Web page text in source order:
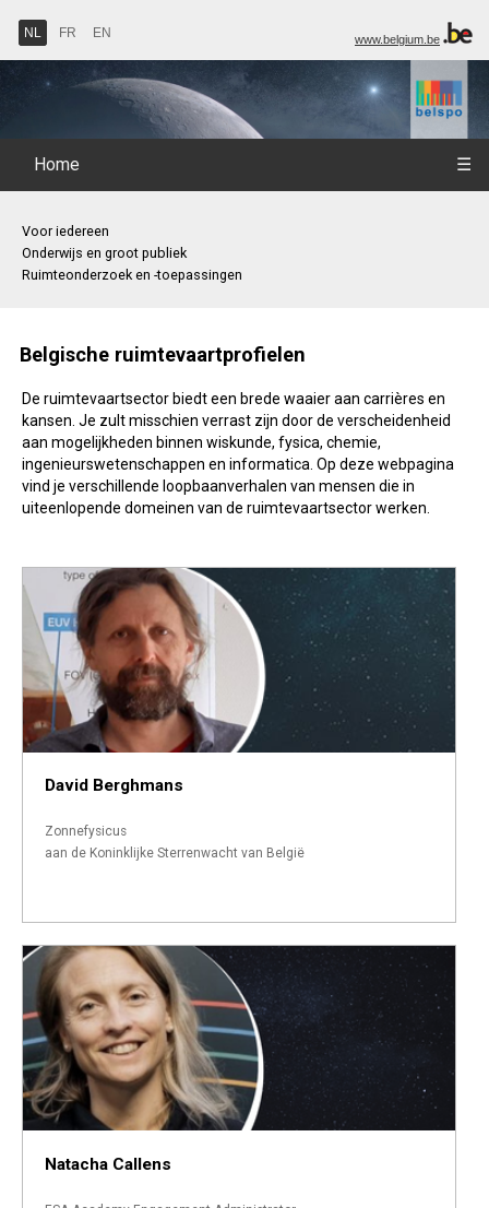
NL FR EN www.belgium.be
Home ☰
Voor iedereen
Onderwijs en groot publiek
Ruimteonderzoek en -toepassingen
Belgische ruimtevaartprofielen
De ruimtevaartsector biedt een brede waaier aan carrières en
kansen. Je zult misschien verrast zijn door de verscheidenheid
aan mogelijkheden binnen wiskunde, fysica, chemie,
ingenieurswetenschappen en informatica. Op deze webpagina
vind je verschillende loopbaanverhalen van mensen die in
uiteenlopende domeinen van de ruimtevaartsector werken.
David Berghmans
Zonnefysicus
aan de Koninklijke Sterrenwacht van België
Natacha Callens